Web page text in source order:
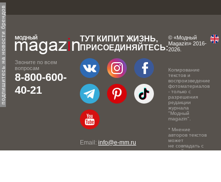
подпишитесь на новости брендов
Звоните по всем
вопросам
8-800-600-
40-21
ТУТ КИПИТ ЖИЗНЬ,
ПРИСОЕДИНЯЙТЕСЬ:
Email: info@e-mm.ru
© «Модный
Magazin» 2016-
2026.
Копирование
текстов и
воспроизведение
фотоматериалов
- только с
разрешения
редакции
журнала
"Модный
magazin".
* Мнение
авторов текстов
может
не совпадать с
точкой зрения